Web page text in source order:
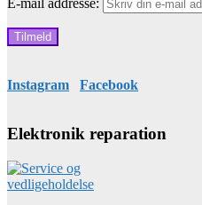
E-mail addresse:
Instagram Facebook
Elektronik reparation